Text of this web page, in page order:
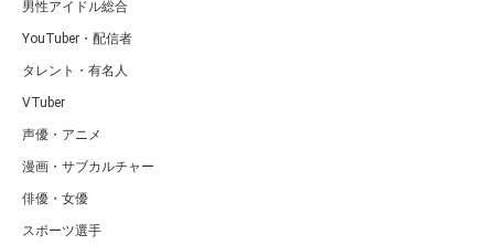
男性アイドル総合
YouTuber・配信者
タレント・有名人
VTuber
声優・アニメ
漫画・サブカルチャー
俳優・女優
スポーツ選手